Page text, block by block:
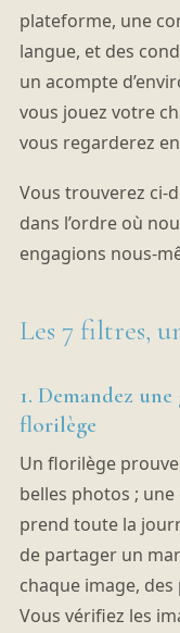
plateforme, une
langue, et des
un acompte
vous jouez votre
vous regarderez
Vous trouverez ci-
dans l’ordre où
engagions nous-
Les 7 filtres,
1. Demandez
florilège
Un florilège
belles photos ;
prend toute la
de partager un
chaque image,
Vous vérifiez les